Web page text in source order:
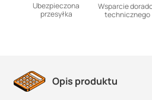
Ubezpieczona
przesyłka
Wsparcie
technicznego
Opis produktu